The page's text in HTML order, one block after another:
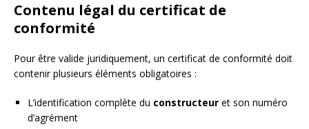
Contenu légal du certificat de
conformité
Pour être valide juridiquement, un certificat de conformité doit
contenir plusieurs éléments obligatoires :
L’identification complète du constructeur et son numéro
d’agrément